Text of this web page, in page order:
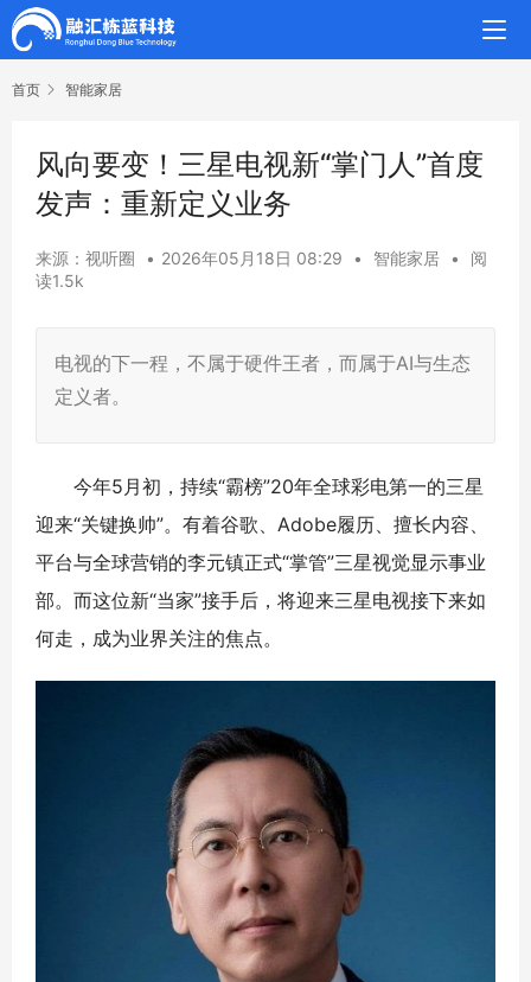
首页 智能家居
风向要变！三星电视新“掌门人”首度
发声：重新定义业务
来源：视听圈 • 2026年05月18日 08:29 • 智能家居 •
阅
读1.5k
电视的下一程，不属于硬件王者，而属于AI与生态
定义者。
今年5月初，持续“霸榜”20年全球彩电第一的三星
迎来“关键换帅”。有着谷歌、Adobe履历、擅长内容、
平台与全球营销的李元镇正式“掌管”三星视觉显示事业
部。而这位新“当家”接手后，将迎来三星电视接下来如
何走，成为业界关注的焦点。